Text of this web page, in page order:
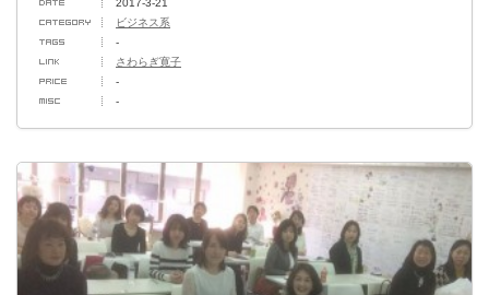
2017-3-21
ビジネス系
-
さわらぎ寛子
-
-